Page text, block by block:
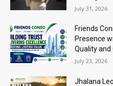
July 31, 2026
Friends
Presence
Quality
July 23, 2026
Jhalana